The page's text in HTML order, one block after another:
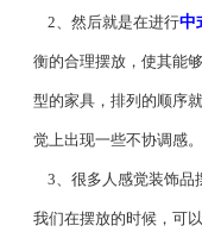
2、然后就是在进行中
衡的合理摆放，使其能
型的家具，排列的顺序
觉上出现一些不协调感。
3、很多人感觉装饰品
我们在摆放的时候，可